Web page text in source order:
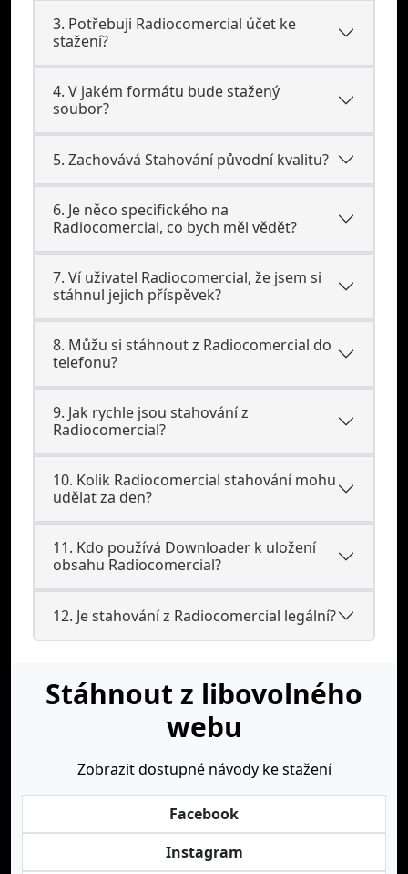
3. Potřebuji Radiocomercial účet ke
stažení?
4. V jakém formátu bude stažený
soubor?
5. Zachovává Stahování původní kvalitu?
6. Je něco specifického na
Radiocomercial, co bych měl vědět?
7. Ví uživatel Radiocomercial, že jsem si
stáhnul jejich příspěvek?
8. Můžu si stáhnout z Radiocomercial do
telefonu?
9. Jak rychle jsou stahování z
Radiocomercial?
10. Kolik Radiocomercial stahování mohu
udělat za den?
11. Kdo používá Downloader k uložení
obsahu Radiocomercial?
12. Je stahování z Radiocomercial legální?
Stáhnout z libovolného
webu
Zobrazit dostupné návody ke stažení
Facebook
Instagram